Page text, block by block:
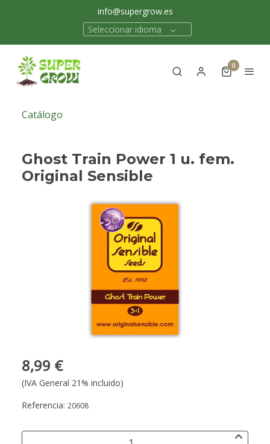
info@supergrow.es
Seleccionar idioma
0
Catálogo
Ghost Train Power 1 u. fem.
Original Sensible
8,99 €
(IVA General 21% incluido)
Referencia: 20608